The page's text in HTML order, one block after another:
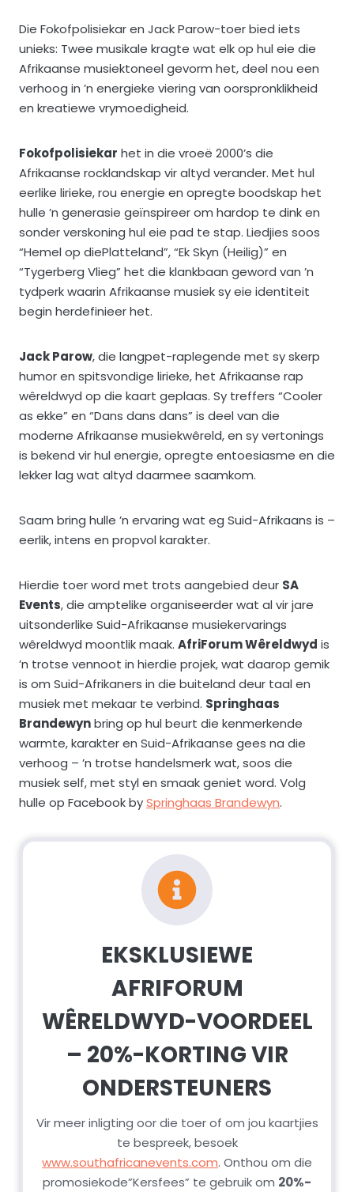
Die Fokofpolisiekar en Jack Parow-toer bied iets
unieks: Twee musikale kragte wat elk op hul eie die
Afrikaanse musiektoneel gevorm het, deel nou een
verhoog in ’n energieke viering van oorspronklikheid
en kreatiewe vrymoedigheid.
Fokofpolisiekar het in die vroeë 2000’s die
Afrikaanse rocklandskap vir altyd verander. Met hul
eerlike lirieke, rou energie en opregte boodskap het
hulle ’n generasie geïnspireer om hardop te dink en
sonder verskoning hul eie pad te stap. Liedjies soos
“Hemel op diePlatteland”, “Ek Skyn (Heilig)” en
“Tygerberg Vlieg” het die klankbaan geword van ’n
tydperk waarin Afrikaanse musiek sy eie identiteit
begin herdefinieer het.
Jack Parow, die langpet-raplegende met sy skerp
humor en spitsvondige lirieke, het Afrikaanse rap
wêreldwyd op die kaart geplaas. Sy treffers “Cooler
as ekke” en “Dans dans dans” is deel van die
moderne Afrikaanse musiekwêreld, en sy vertonings
is bekend vir hul energie, opregte entoesiasme en die
lekker lag wat altyd daarmee saamkom.
Saam bring hulle ’n ervaring wat eg Suid-Afrikaans is –
eerlik, intens en propvol karakter.
Hierdie toer word met trots aangebied deur SA
Events, die amptelike organiseerder wat al vir jare
uitsonderlike Suid-Afrikaanse musiekervarings
wêreldwyd moontlik maak. AfriForum Wêreldwyd is
’n trotse vennoot in hierdie projek, wat daarop gemik
is om Suid-Afrikaners in die buiteland deur taal en
musiek met mekaar te verbind. Springhaas
Brandewynbring op hul beurt die kenmerkende
warmte, karakter en Suid-Afrikaanse gees na die
verhoog – ’n trotse handelsmerk wat, soos die
musiek self, met styl en smaak geniet word. Volg
hulle op Facebook bySpringhaas Brandewyn.
EKSKLUSIEWE
AFRIFORUM
WÊRELDWYD-VOORDEEL
– 20%-KORTING VIR
ONDERSTEUNERS
Vir meer inligting oor die toer of om jou kaartjies
te bespreek, besoek
www.southafricanevents.com. Onthou om die
promosiekode”Kersfees” te gebruik om 20%-